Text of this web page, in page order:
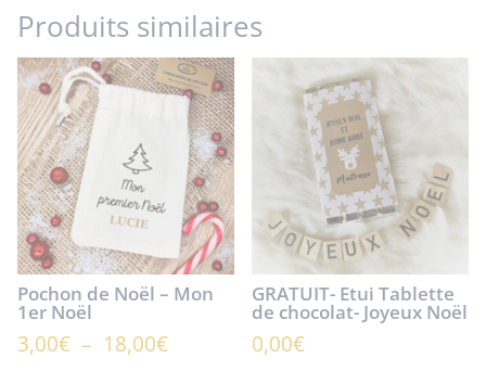
Produits similaires
Pochon de Noël – Mon
1er Noël
3,00€ – 18,00€Plage
GRATUIT- Etui Tablette
de chocolat- Joyeux Noël
0,00€